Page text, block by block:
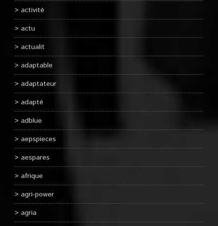
activité
actu
actualit
adaptable
adaptateur
adapté
adblue
aepspieces
aespares
afrique
agri-power
agria